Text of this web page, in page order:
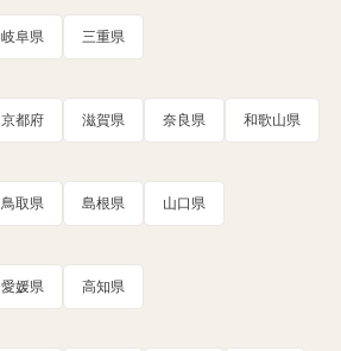
岐阜県 三重県
京都府 滋賀県 奈良県 和歌山県
鳥取県 島根県 山口県
愛媛県 高知県